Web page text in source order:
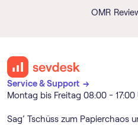
OMR
Service & Support →
Montag bis Freitag 08:00 - 17:00
Sag’ Tschüss zum Papierchaos